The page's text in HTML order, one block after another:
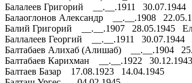
Балалеев Григорий __.__.1911 30.07.1944
Балаоглонов Александр __.__.1908
Балий Григорий __.__.1907 28.05.1945
Баллалеев Георгий __.__.1911 30.07.1944
Балтабаев Алихаб (Алишаб) __.__.1904
Балтабаев Карихман __.__.1922
Балтаев Базар 17.08.1923 14.04.1945